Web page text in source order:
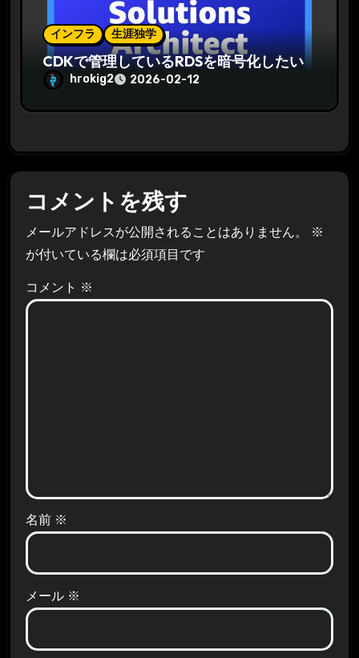
インフラ 生涯独学
CDKで管理しているRDSを暗号化したい
hrokig2 2026-02-12
コメントを残す
メールアドレスが公開されることはありません。
※
が付いている欄は必須項目です
コメント ※
名前 ※
メール ※